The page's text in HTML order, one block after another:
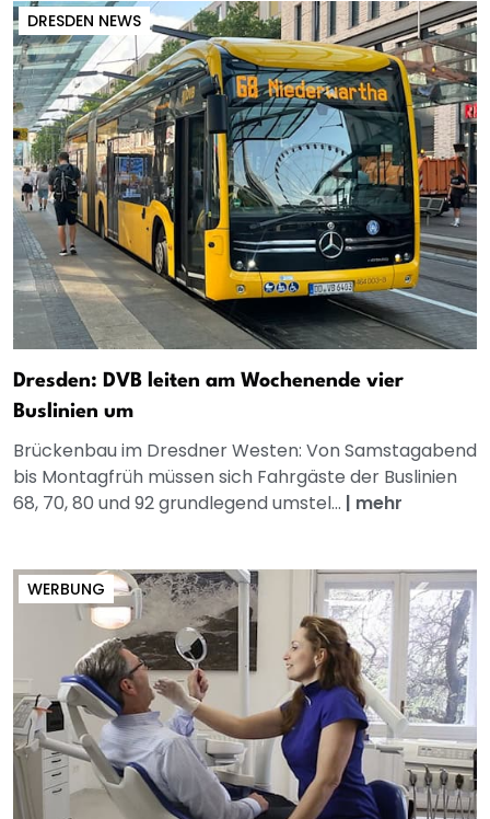
DRESDEN NEWS
Dresden: DVB leiten am Wochenende vier
Buslinien um
Brückenbau im Dresdner Westen: Von Samstagabend
bis Montagfrüh müssen sich Fahrgäste der Buslinien
68, 70, 80 und 92 grundlegend umstel... | mehr
WERBUNG